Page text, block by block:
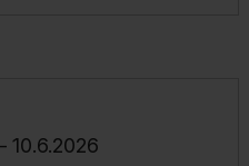
10.6.2026